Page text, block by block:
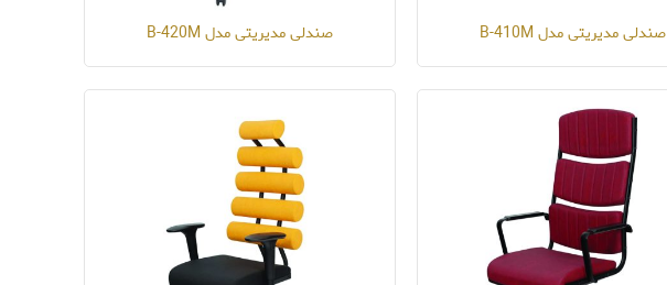
صندلی مدیریتی مدل B-410M صندلی مدیریتی مدل B-420M